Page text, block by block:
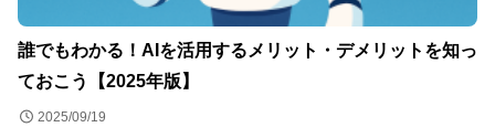
誰でもわかる！AIを活用するメリット・デメリットを知っ
ておこう【2025年版】
2025/09/19